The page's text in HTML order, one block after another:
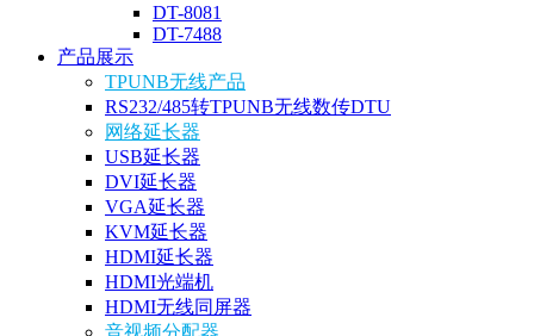
DT-8081
DT-7488
产品展示
TPUNB无线产品
RS232/485转TPUNB无线数传DTU
网络延长器
USB延长器
DVI延长器
VGA延长器
KVM延长器
HDMI延长器
HDMI光端机
HDMI无线同屏器
音视频分配器